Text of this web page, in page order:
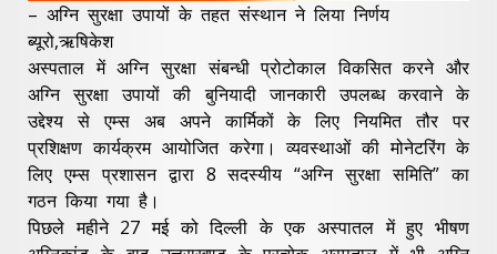
– अग्नि सुरक्षा उपायों के तहत संस्थान ने लिया निर्णय
ब्यूरो,ऋषिकेश
अस्पताल में अग्नि सुरक्षा संबन्धी प्रोटोकाल विकसित करने और
अग्नि सुरक्षा उपायों की बुनियादी जानकारी उपलब्ध करवाने के
उद्देश्य से एम्स अब अपने कार्मिकों के लिए नियमित तौर पर
प्रशिक्षण कार्यक्रम आयोजित करेगा। व्यवस्थाओं की मोनेटरिंग के
लिए एम्स प्रशासन द्वारा 8 सदस्यीय “अग्नि सुरक्षा समिति” का
गठन किया गया है।
पिछले महीने 27 मई को दिल्ली के एक अस्पातल में हुए भीषण